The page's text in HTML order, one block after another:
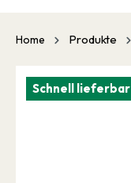
Home Produkte
Schnell lieferbar